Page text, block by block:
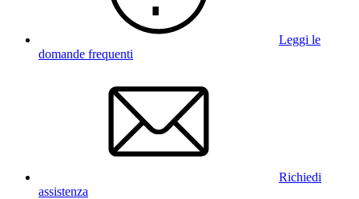
Leggi le
domande frequenti
Richiedi
assistenza